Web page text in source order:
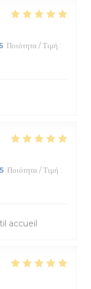
Ποιότητα / Τιμή :
Ποιότητα / Τιμή :
accueil